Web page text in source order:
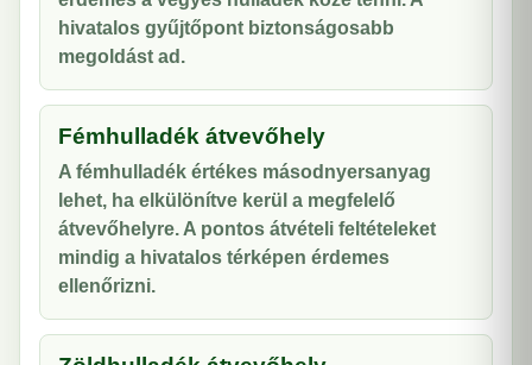
hivatalos gyűjtőpont biztonságosabb
megoldást ad.
Fémhulladék átvevőhely
A fémhulladék értékes másodnyersanyag
lehet, ha elkülönítve kerül a megfelelő
átvevőhelyre. A pontos átvételi feltételeket
mindig a hivatalos térképen érdemes
ellenőrizni.